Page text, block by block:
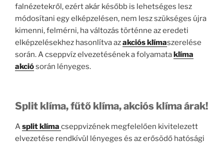
falnézetekről, ezért akár később is lehetséges lesz
módosítani egy elképzelésen, nem lesz szükséges újra
kimenni, felmérni, ha változás történne az eredeti
elképzelésekhez hasonlítva azakciós klímaszerelése
során. A cseppvíz elvezetésének a folyamata klíma
akciósorán lényeges.
Split klíma, fűtő klíma, akciós klíma árak!
Asplit klíma cseppvizének megfelelően kivitelezett
elvezetése rendkívül lényeges és az erősödő hatósági